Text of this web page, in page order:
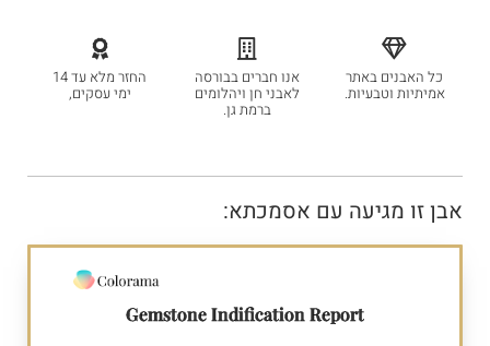
כל האבנים באתר
אמיתיות וטבעיות.
אנו חברים בבורסה
לאבני חן ויהלומים
ברמת גן.
החזר מלא עד 14
ימי עסקים,
אבן זו מגיעה עם אסמכתא:
Gemstone Indification Report